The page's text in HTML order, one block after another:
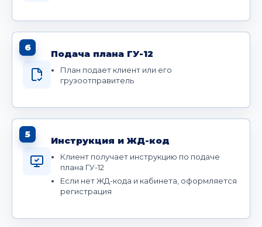
6
Подача плана ГУ-12
План подает клиент или его
грузоотправитель
5
Инструкция и ЖД-код
Клиент получает инструкцию по подаче
плана ГУ-12
Если нет ЖД-кода и кабинета, оформляется
регистрация